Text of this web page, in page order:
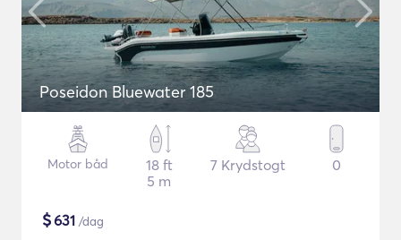
Poseidon Bluewater 185
Motor båd
18 ft
5 m
7 Krydstogt 0
$631 /dag